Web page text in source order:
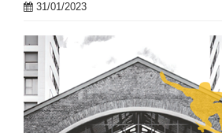
31/01/2023